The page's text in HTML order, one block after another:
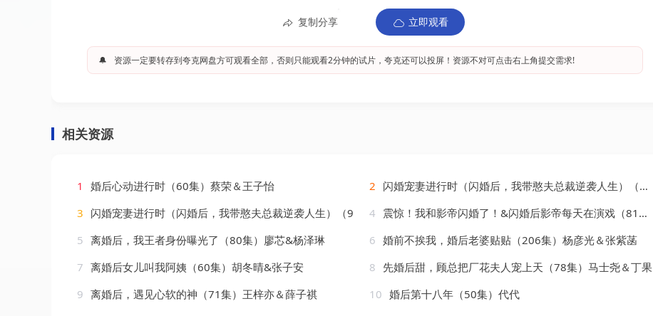
复制分享 立即观看
🔔 资源一定要转存到夸克网盘方可观看全部，否则只能观看2分钟的试片，夸克还可以投屏！资源不对可点击右上角提交需求!
相关资源
1 婚后心动进行时（60集）蔡荣＆王子怡 2 闪婚宠妻进行时（闪婚后，我带憨夫总裁逆袭人生）（90集）
3 闪婚宠妻进行时（闪婚后，我带憨夫总裁逆袭人生）（9 4 震惊！我和影帝闪婚了！&闪婚后影帝每天在演戏（81集）张许焓&张涵
5 离婚后，我王者身份曝光了（80集）廖芯&杨泽琳 6 婚前不挨我，婚后老婆贴贴（206集）杨彦光＆张紫菡
7 离婚后女儿叫我阿姨（60集）胡冬晴&张子安 8 先婚后甜，顾总把厂花夫人宠上天（78集）马士尧＆丁果
9 离婚后，遇见心软的神（71集）王梓亦＆薛子祺 10 婚后第十八年（50集）代代